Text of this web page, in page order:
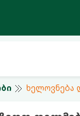
ხელოვნება